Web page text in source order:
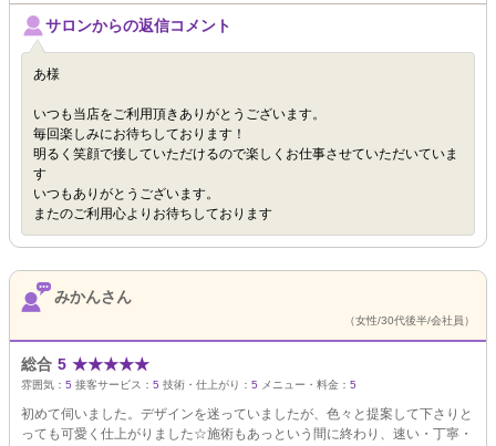
サロンからの返信コメント
あ様
いつも当店をご利用頂きありがとうございます。
毎回楽しみにお待ちしております！
明るく笑顔で接していただけるので楽しくお仕事させていただいていま
す
いつもありがとうございます。
またのご利用心よりお待ちしております
みかんさん
（女性/30代後半/会社員）
総合 5 ★★★★★
雰囲気： 5 接客サービス： 5 技術・仕上がり： 5 メニュー・料金： 5
初めて伺いました。デザインを迷っていましたが、色々と提案して下さりと
っても可愛く仕上がりました☆施術もあっという間に終わり、速い・丁寧・